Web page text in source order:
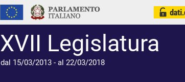
XVII Legislatura
dal 15/03/2013 - al 22/03/2018